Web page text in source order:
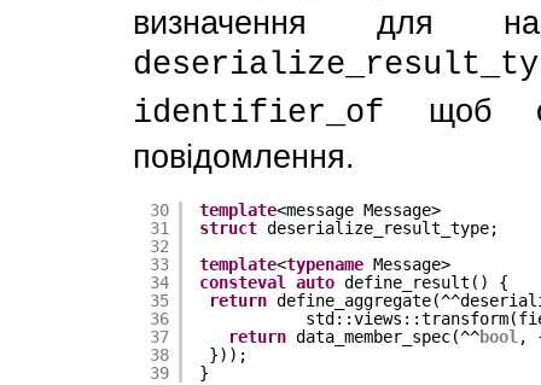
визначення для
identifier_of щоб
повідомлення.
30
31
32
33
34
35
36
37
38
39
template<message Message>
struct deserialize_result_type;
template<typename Message>
consteval
auto define_result() {
return
return data_member_spec(^^bool ,
}));
}